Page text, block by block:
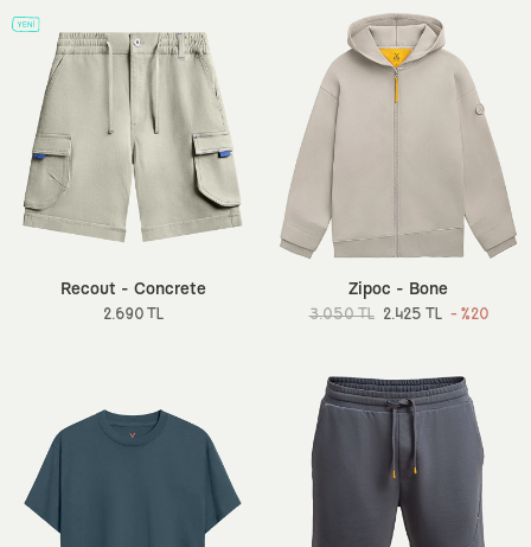
Recout - Concrete
2.690 TL
Zipoc - Bone
3.050 TL 2.425 TL - %20